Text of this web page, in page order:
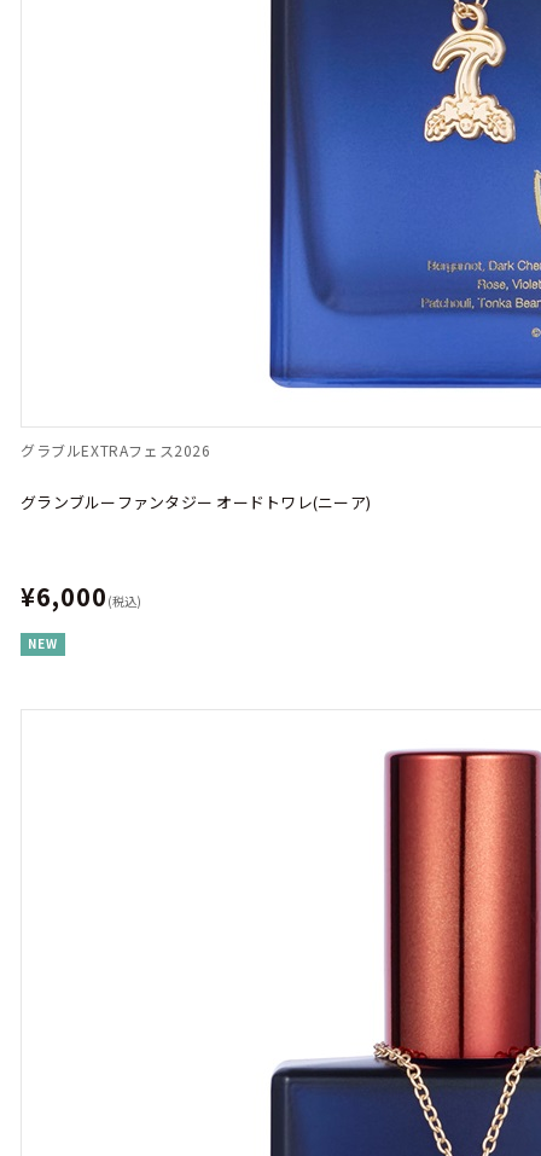
グラブルEXTRAフェス2026
グランブルーファンタジー オードトワレ(ニーア)
¥6,000 (税込)
NEW